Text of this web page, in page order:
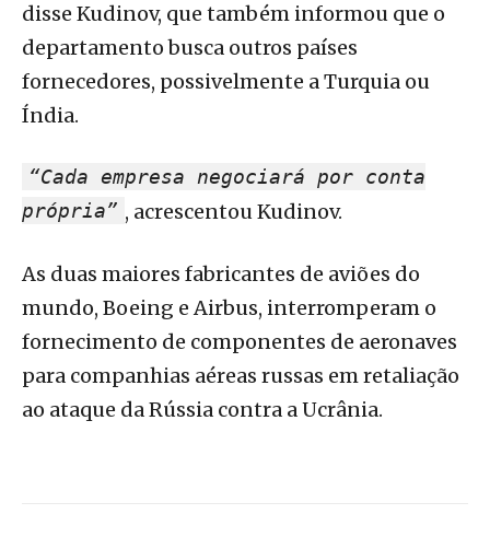
disse Kudinov, que também informou que o
departamento busca outros países
fornecedores, possivelmente a Turquia ou
Índia.
“Cada empresa negociará por conta
própria” , acrescentou Kudinov.
As duas maiores fabricantes de aviões do
mundo, Boeing e Airbus, interromperam o
fornecimento de componentes de aeronaves
para companhias aéreas russas em retaliação
ao ataque da Rússia contra a Ucrânia.